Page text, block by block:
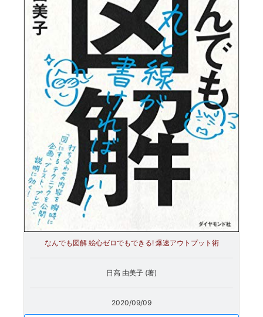
なんでも図解 絵心ゼロでもできる! 爆速アウトプット術
日高 由美子 (著)
2020/09/09